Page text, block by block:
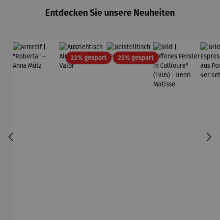
Entdecken Sie unsere Neuheiten
22% gespartRabatt25% gespartRabatt